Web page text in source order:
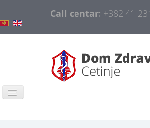
Call centar: +382 41